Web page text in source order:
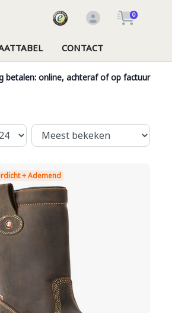
0
CONTACT
betalen: online, achteraf of op factuur
+ Ademend